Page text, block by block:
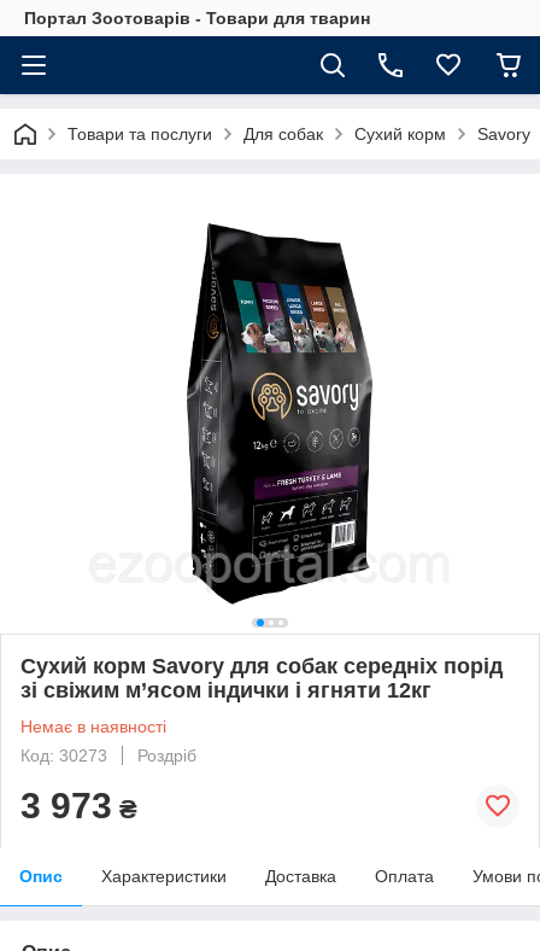
Портал Зоотоварів - Товари для тварин
Товари та послуги Для собак Сухий корм Savory
Сухий корм Savory для собак середніх порід
зі свіжим м’ясом індички і ягняти 12кг
Немає в наявності
Код: 30273
Роздріб
3 973 ₴
Опис Характеристики Доставка Оплата Умови